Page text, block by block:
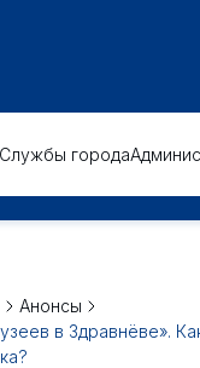
Службы города
Анонсы
в Здравнёве».